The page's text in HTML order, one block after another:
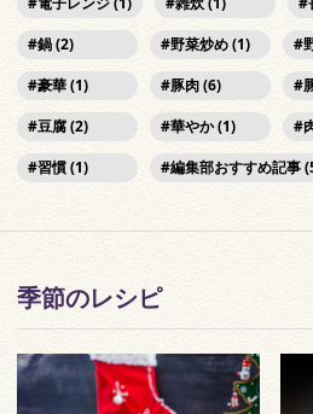
鍋 (2)
野菜炒め (1)
豪華 (1)
豚肉 (6)
豆腐 (2)
華やか (1)
習慣 (1)
編集部おすすめ記事
季節のレシピ